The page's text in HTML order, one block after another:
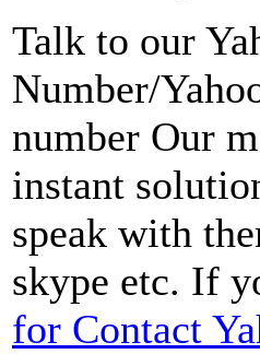
Talk to our
Number/
number Our
instant
speak with
skype etc. If
for Contact